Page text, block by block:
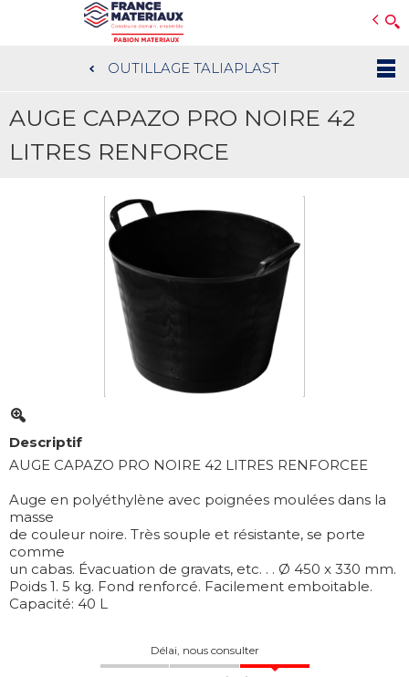
contenu
OUTILLAGE TALIAPLAST
AUGE CAPAZO PRO NOIRE 42
LITRES RENFORCE
Descriptif
AUGE CAPAZO PRO NOIRE 42 LITRES RENFORCEE
Auge en polyéthylène avec poignées moulées dans la
masse
de couleur noire. Très souple et résistante, se porte
comme
un cabas. Évacuation de gravats, etc. . . Ø 450 x 330 mm.
Poids 1. 5 kg. Fond renforcé. Facilement emboitable.
Capacité: 40 L
Délai, nous consulter